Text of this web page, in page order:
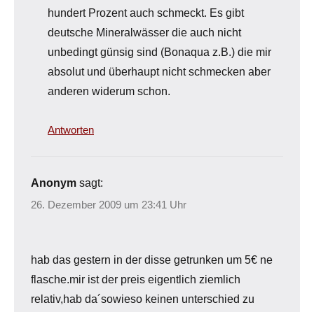
hundert Prozent auch schmeckt. Es gibt
deutsche Mineralwässer die auch nicht
unbedingt günsig sind (Bonaqua z.B.) die mir
absolut und überhaupt nicht schmecken aber
anderen widerum schon.
Antworten
Anonym sagt:
26. Dezember 2009 um 23:41 Uhr
hab das gestern in der disse getrunken um 5€ ne
flasche.mir ist der preis eigentlich ziemlich
relativ,hab da´sowieso keinen unterschied zu